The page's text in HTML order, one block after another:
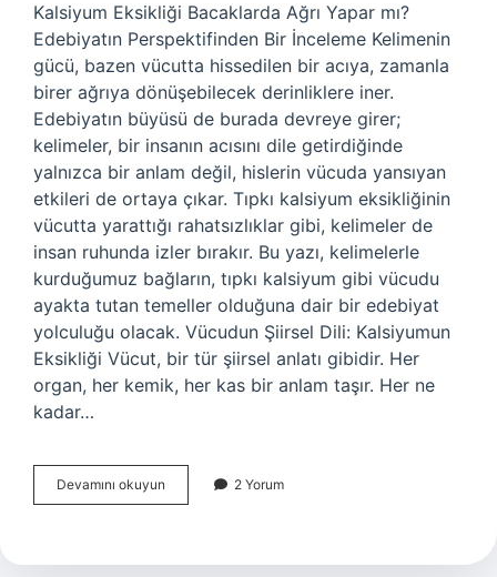
Kalsiyum Eksikliği Bacaklarda Ağrı Yapar mı?
Edebiyatın Perspektifinden Bir İnceleme Kelimenin
gücü, bazen vücutta hissedilen bir acıya, zamanla
birer ağrıya dönüşebilecek derinliklere iner.
Edebiyatın büyüsü de burada devreye girer;
kelimeler, bir insanın acısını dile getirdiğinde
yalnızca bir anlam değil, hislerin vücuda yansıyan
etkileri de ortaya çıkar. Tıpkı kalsiyum eksikliğinin
vücutta yarattığı rahatsızlıklar gibi, kelimeler de
insan ruhunda izler bırakır. Bu yazı, kelimelerle
kurduğumuz bağların, tıpkı kalsiyum gibi vücudu
ayakta tutan temeller olduğuna dair bir edebiyat
yolculuğu olacak. Vücudun Şiirsel Dili: Kalsiyumun
Eksikliği Vücut, bir tür şiirsel anlatı gibidir. Her
organ, her kemik, her kas bir anlam taşır. Her ne
kadar…
Devamını okuyun Kalsiyum
eksikliği
yapar
2 Yorum